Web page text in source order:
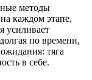
методы
каждом этапе,
усиливает
по времени,
тяга
в себе.